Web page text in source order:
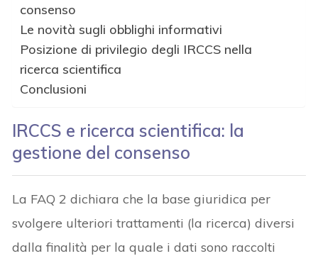
consenso
Le novità sugli obblighi informativi
Posizione di privilegio degli IRCCS nella
ricerca scientifica
Conclusioni
IRCCS e ricerca scientifica: la
gestione del consenso
La FAQ 2 dichiara che la base giuridica per
svolgere ulteriori trattamenti (la ricerca) diversi
dalla finalità per la quale i dati sono raccolti